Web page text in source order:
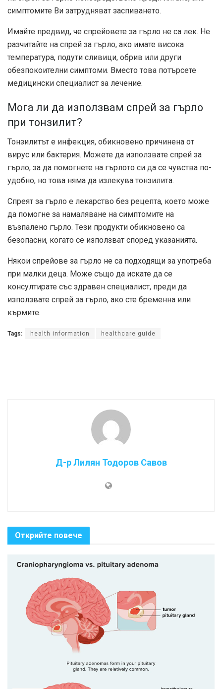
симптомите Ви затрудняват заспиването.
Имайте предвид, че спрейовете за гърло не са лек. Не
разчитайте на спрей за гърло, ако имате висока
температура, подути сливици, обрив или други
обезпокоителни симптоми. Вместо това потърсете
медицински специалист за лечение.
Мога ли да използвам спрей за гърло
при тонзилит?
Тонзилитът е инфекция, обикновено причинена от
вирус или бактерия. Можете да използвате спрей за
гърло, за да помогнете на гърлото си да се чувства по-
удобно, но това няма да излекува тонзилита.
Спреят за гърло е лекарство без рецепта, което може
да помогне за намаляване на симптомите на
възпалено гърло. Тези продукти обикновено са
безопасни, когато се използват според указанията.
Някои спрейове за гърло не са подходящи за употреба
при малки деца. Може също да искате да се
консултирате със здравен специалист, преди да
използвате спрей за гърло, ако сте бременна или
кърмите.
Tags: health information healthcare guide
Д-р Лилян Тодоров Савов
Открийте повече